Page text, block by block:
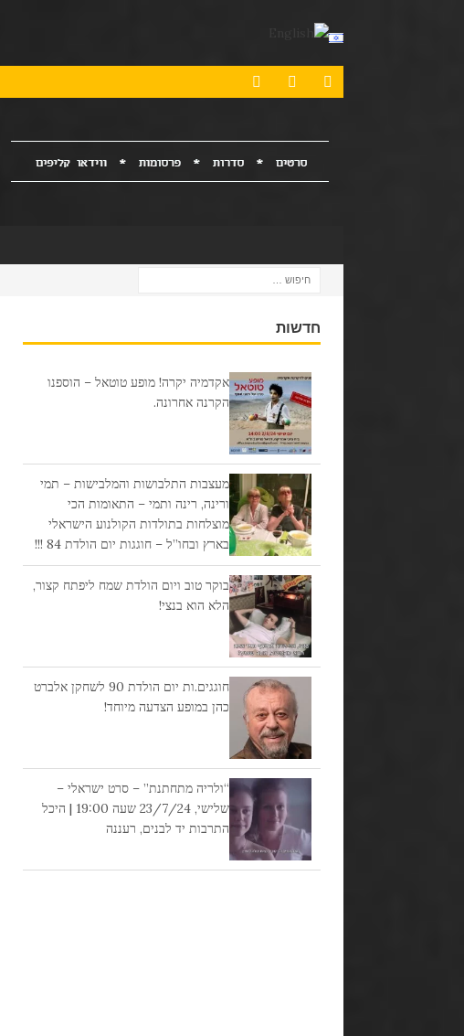
חדשות
אקדמיה יקרה! מופע טוטאל – הוספנו
הקרנה אחרונה.
מעצבות התלבושות והמלבישות – תמי
ורינה, רינה ותמי – התאומות הכי
מוצלחות בתולדות הקולנוע הישראלי
בארץ ובחו”ל – חוגגות יום הולדת 84 !!!
בוקר טוב ויום הולדת שמח ליפתח קצור,
הלא הוא בנצי!
חוגגים.ות יום הולדת 90 לשחקן אלברט
כהן במופע הצדעה מיוחד!
“ולריה מתחתנת” – סרט ישראלי –
שלישי, 23/7/24 שעה 19:00 | היכל
התרבות יד לבנים, רעננה